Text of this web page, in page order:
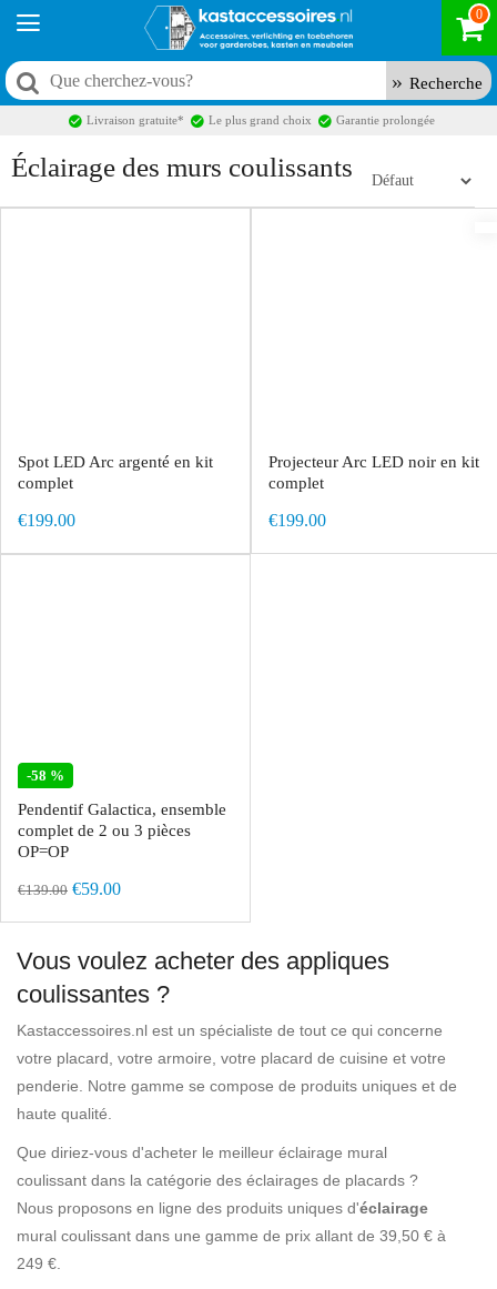
0
Recherche
Livraison gratuite* Le plus grand choix Garantie prolongée
Éclairage des murs coulissants
Vous voulez acheter des appliques
coulissantes ?
Kastaccessoires.nl est un spécialiste de tout ce qui concerne
votre placard, votre armoire, votre placard de cuisine et votre
penderie. Notre gamme se compose de produits uniques et de
haute qualité.
Que diriez-vous d'acheter le meilleur éclairage mural
coulissant dans la catégorie des éclairages de placards ?
Nous proposons en ligne des produits uniques d'éclairage
mural coulissant dans une gamme de prix allant de 39,50 € à
249 €.
Spot LED Arc argenté en kit
complet
€199.00
Projecteur Arc LED noir en kit
complet
€199.00
-58 %
Pendentif Galactica, ensemble
complet de 2 ou 3 pièces
OP=OP
€139.00 €59.00